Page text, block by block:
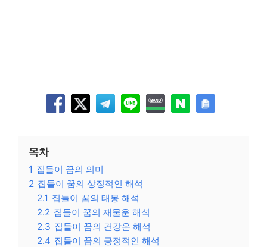
목차
1 집들이 꿈의 의미
2 집들이 꿈의 상징적인 해석
2.1 집들이 꿈의 태몽 해석
2.2 집들이 꿈의 재물운 해석
2.3 집들이 꿈의 건강운 해석
2.4 집들이 꿈의 긍정적인 해석